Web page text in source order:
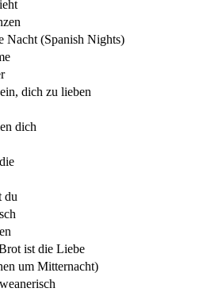
Nacht (Spanish Nights)
dich zu lieben
dich
du
ist die Liebe
um Mitternacht)